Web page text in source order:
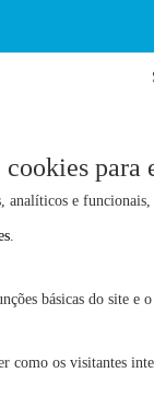
para
e
.
básicas do site
como os visitantes